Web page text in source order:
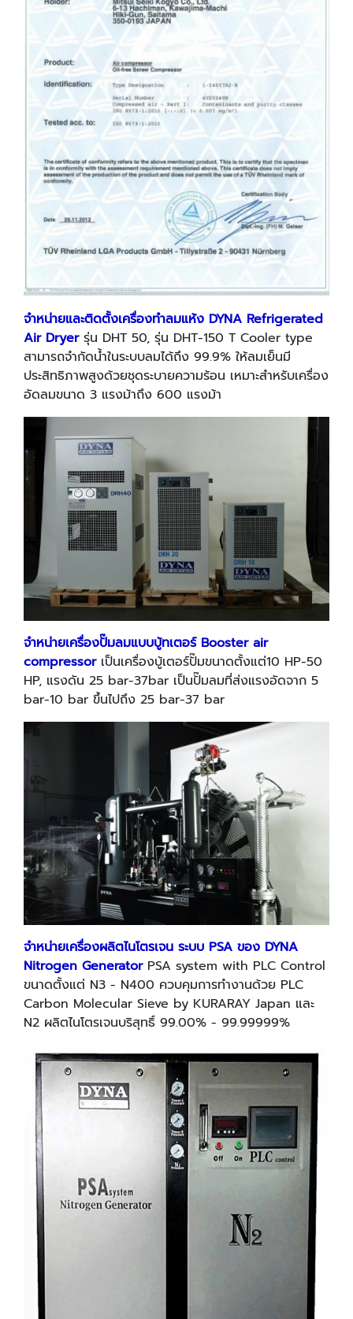
จำหน่ายและติดตั้งเครื่องทำลมแห้ง DYNA Refrigerated
Air Dryer รุ่น DHT 50, รุ่น DHT-150 T Cooler type
สามารถจำกัดน้ำในระบบลมได้ถึง 99.9% ให้ลมเย็นมี
ประสิทธิภาพสูงด้วยชุดระบายความร้อน เหมาะสำหรับเครื่อง
อัดลมขนาด 3 แรงม้าถึง 600 แรงม้า
จำหน่ายเครื่องปั๊มลมแบบบู้ทเตอร์ Booster air
compressor เป็นเครื่องบู้เตอร์ปั๊มขนาดตั้งแต่10 HP-50
HP, แรงดัน 25 bar-37bar เป็นปั๊มลมที่ส่งแรงอัดจาก 5
bar-10 bar ขึ้นไปถึง 25 bar-37 bar
จำหน่ายเครื่องผลิตไนโตรเจน ระบบ PSA ของ DYNA
Nitrogen GeneratorPSA system with PLC Control
ขนาดตั้งแต่ N3 - N400 ควบคุมการทำงานด้วย PLC
Carbon Molecular Sieve by KURARAY Japan และ
N2 ผลิตไนโตรเจนบริสุทธิ์ 99.00% - 99.99999%